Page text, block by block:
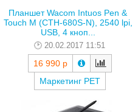
Планшет Wacom Intuos Pen &
Touch M (CTH-680S-N), 2540 lpi,
USB, 4 кноп...
20.02.2017 11:51
16 990 р
Маркетинг РЕТ